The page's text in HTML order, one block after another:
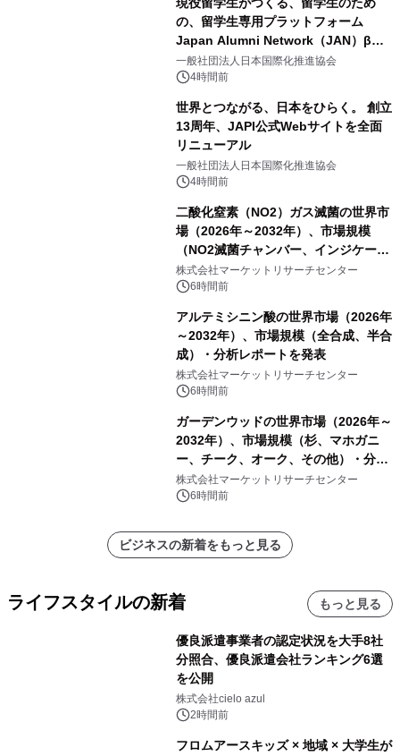
の、留学生専用プラットフォーム
Japan Alumni Network（JAN）β版
をリリース
一般社団法人日本国際化推進協会
4時間前
世界とつながる、日本をひらく。 創立
13周年、JAPI公式Webサイトを全面
リニューアル
一般社団法人日本国際化推進協会
4時間前
二酸化窒素（NO2）ガス滅菌の世界市
場（2026年～2032年）、市場規模
（NO2滅菌チャンバー、インジケータ
ーおよびモニタリングシステム、その
他）・分析レポートを発表
株式会社マーケットリサーチセンター
6時間前
アルテミシニン酸の世界市場（2026年
～2032年）、市場規模（全合成、半合
成）・分析レポートを発表
株式会社マーケットリサーチセンター
6時間前
ガーデンウッドの世界市場（2026年～
2032年）、市場規模（杉、マホガニ
ー、チーク、オーク、その他）・分析
レポートを発表
株式会社マーケットリサーチセンター
6時間前
ビジネスの新着をもっと見る
ライフスタイルの新着 もっと見る
優良派遣事業者の認定状況を大手8社
分照合、優良派遣会社ランキング6選
を公開
株式会社cielo azul
2時間前
フロムアースキッズ × 地域 × 大学生が